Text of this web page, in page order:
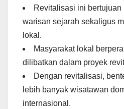
Revitalisasi ini bertujuan
warisan sejarah sekaligus
lokal.
Masyarakat lokal
dilibatkan dalam proyek
Dengan revitalisasi,
lebih banyak wisatawan
internasional.